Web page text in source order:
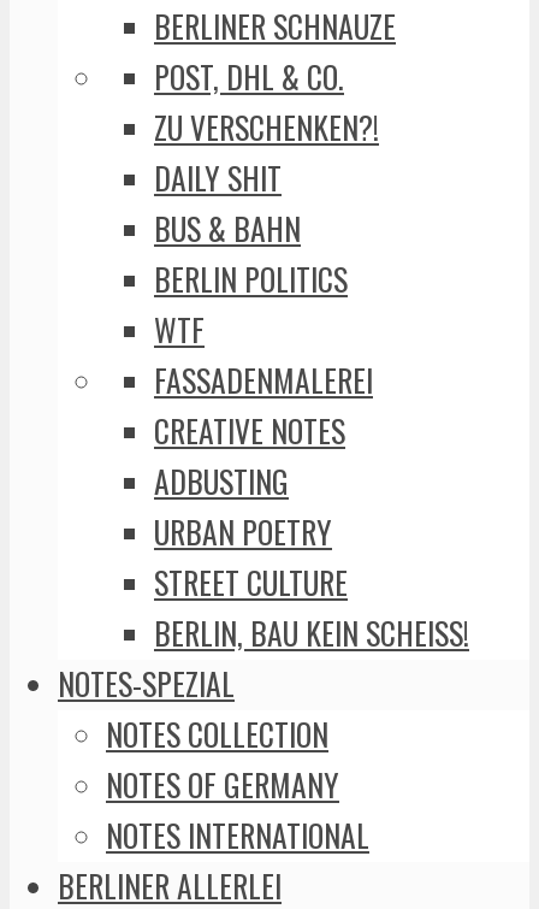
BERLINER SCHNAUZE
POST, DHL & CO.
ZU VERSCHENKEN?!
DAILY SHIT
BUS & BAHN
BERLIN POLITICS
WTF
FASSADENMALEREI
CREATIVE NOTES
ADBUSTING
URBAN POETRY
STREET CULTURE
BERLIN, BAU KEIN SCHEISS!
NOTES-SPEZIAL
NOTES COLLECTION
NOTES OF GERMANY
NOTES INTERNATIONAL
BERLINER ALLERLEI